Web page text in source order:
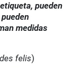
pueden
medidas
felis)